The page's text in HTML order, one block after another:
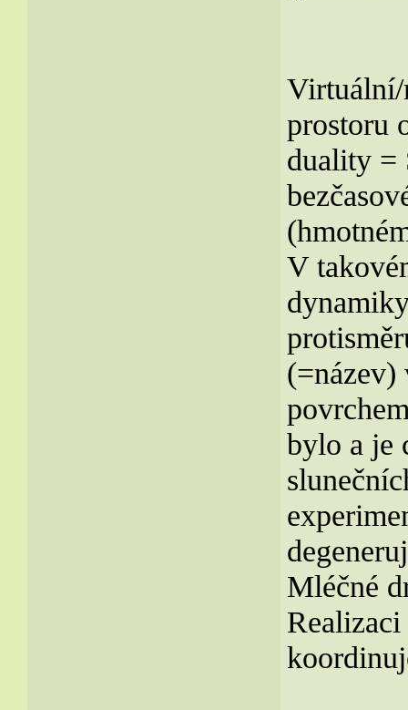
prostoru
duality
V
(=název)
bylo a je
Mléčné